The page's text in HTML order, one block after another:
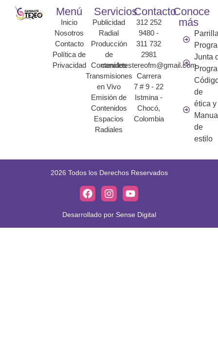
Menú
Inicio
Nosotros
Contacto
Política de
Privacidad
Servicios
Publicidad
Radial
Producción
de
Contenidos
Transmisiones
en Vivo
Emisión de
Contenidos
Espacios
Radiales
Contacto
312 252
9480 -
311 732
2981
canaletestereofm@gmail.com
Carrera
7 # 9 - 22
Istmina -
Chocó,
Colombia
Conoce
más
Junta
de
ética y
de
estilo
2026 Todos los Derechos Reservados
Desarrollado por Sense Digital